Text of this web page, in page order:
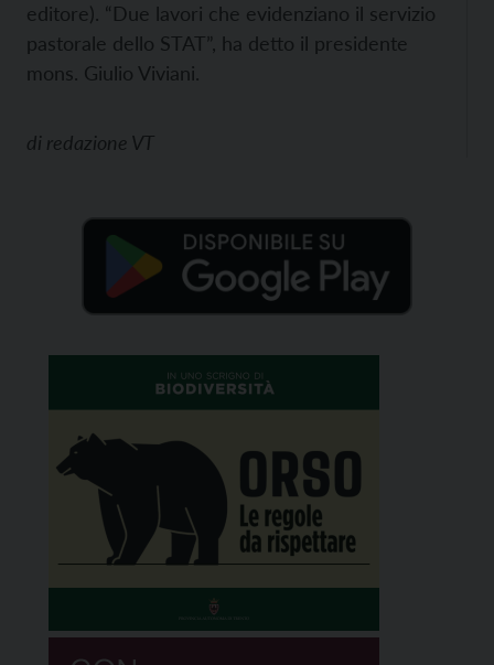
editore). “Due lavori che evidenziano il servizio
pastorale dello STAT”, ha detto il presidente
mons. Giulio Viviani.
di redazione VT